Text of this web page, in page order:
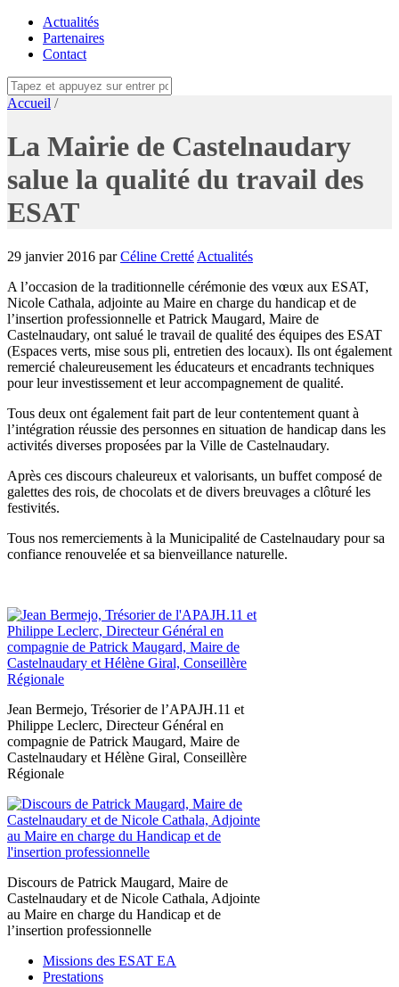
Actualités
Partenaires
Contact
Accueil /
La Mairie de Castelnaudary
salue la qualité du travail des
ESAT
29 janvier 2016 parCéline Cretté Actualités
A l’occasion de la traditionnelle cérémonie des vœux aux ESAT,
Nicole Cathala, adjointe au Maire en charge du handicap et de
l’insertion professionnelle et Patrick Maugard, Maire de
Castelnaudary, ont salué le travail de qualité des équipes des ESAT
(Espaces verts, mise sous pli, entretien des locaux). Ils ont également
remercié chaleureusement les éducateurs et encadrants techniques
pour leur investissement et leur accompagnement de qualité.
Tous deux ont également fait part de leur contentement quant à
l’intégration réussie des personnes en situation de handicap dans les
activités diverses proposées par la Ville de Castelnaudary.
Après ces discours chaleureux et valorisants, un buffet composé de
galettes des rois, de chocolats et de divers breuvages a clôturé les
festivités.
Tous nos remerciements à la Municipalité de Castelnaudary pour sa
confiance renouvelée et sa bienveillance naturelle.
Jean Bermejo, Trésorier de l’APAJH.11 et
Philippe Leclerc, Directeur Général en
compagnie de Patrick Maugard, Maire de
Castelnaudary et Hélène Giral, Conseillère
Régionale
Discours de Patrick Maugard, Maire de
Castelnaudary et de Nicole Cathala, Adjointe
au Maire en charge du Handicap et de
l’insertion professionnelle
Missions des ESAT EA
Prestations